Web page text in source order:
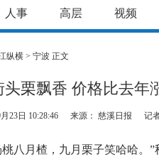
人事 高层 视频
纵横 > 宁波 正文
栗飘香 价格比去年
23日 10:28:46 来源： 慈溪日报 记
桃八月楂，九月栗子笑哈哈。